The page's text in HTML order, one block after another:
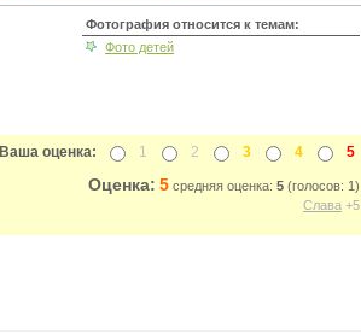
Фотография относится к темам:
Фото детей
Ваша оценка: 1 2 3 4 5
Оценка: 5 средняя оценка: 5 (голосов: 1)
Слава +5